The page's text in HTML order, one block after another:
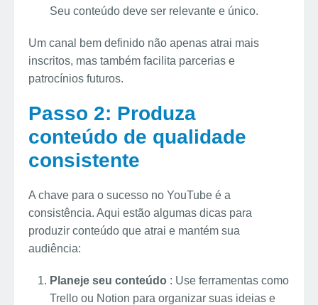
Seu conteúdo deve ser relevante e único.
Um canal bem definido não apenas atrai mais
inscritos, mas também facilita parcerias e
patrocínios futuros.
Passo 2: Produza
conteúdo de qualidade
consistente
A chave para o sucesso no YouTube é a
consistência. Aqui estão algumas dicas para
produzir conteúdo que atrai e mantém sua
audiência:
Planeje seu conteúdo : Use ferramentas como
Trello ou Notion para organizar suas ideias e